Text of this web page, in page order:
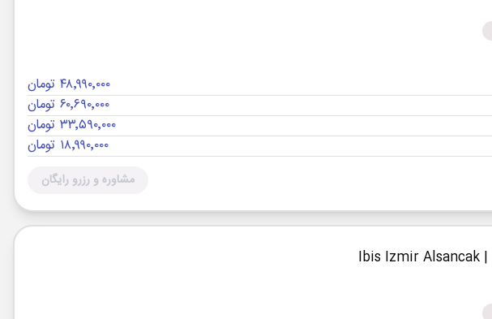
۴۸٬۹۹۰٬۰۰۰ تومان
۶۰٬۶۹۰٬۰۰۰ تومان
۳۳٬۵۹۰٬۰۰۰ تومان
۱۸٬۹۹۰٬۰۰۰ تومان
مشاوره و رزرو رایگان
| Ibis Izmir Alsancak